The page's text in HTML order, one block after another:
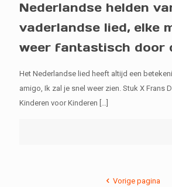
Nederlandse helden
vaderlandse lied, elke
weer fantastisch door
Het Nederlandse lied heeft altijd een
amigo, Ik zal je snel weer zien. Stuk X Frans
Kinderen voor Kinderen […]
Vorige pagina